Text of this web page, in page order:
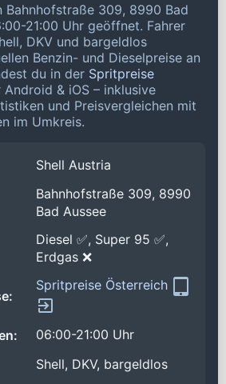
Bahnhofstraße 309, 8990 Bad
21:00 Uhr geöffnet. Fahrer
DKV und bargeldlos
Benzin- und Dieselpreise an
du in der Spritpreise
Android & iOS – inklusive
und Preisvergleichen mit
im Umkreis.
Shell Austria
Bahnhofstraße 309, 8990
Bad Aussee
Diesel ✅, Super 95 ✅,
Erdgas ❌
Spritpreise Österreich
06:00-21:00 Uhr
Shell, DKV, bargeldlos